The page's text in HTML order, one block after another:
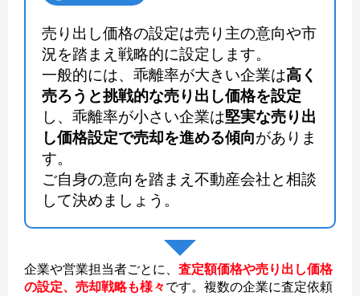
売り出し価格の設定は売り主の意向や市
況を踏まえ戦略的に設定します。
一般的には、乖離率が大きい企業は高く
売ろうと挑戦的な売り出し価格を設定
し、乖離率が小さい企業は堅実な売り出
し価格設定で売却を進める傾向がありま
す。
ご自身の意向を踏まえ不動産会社と相談
して決めましょう。
企業や営業担当者ごとに、 査定額価格や売り出し価格
の設定、売却戦略も様々です。複数の企業に査定依頼